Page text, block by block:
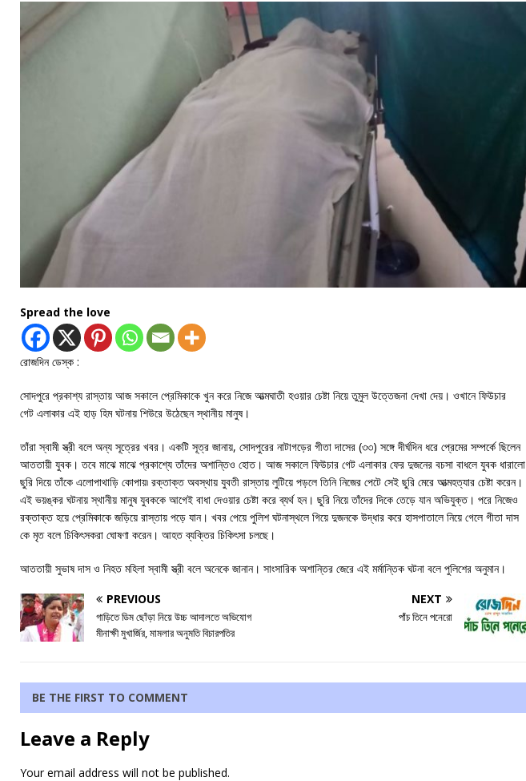
Spread the love
রোজদিন ডেস্ক :
সোদপুরে প্রকাশ্য রাস্তায় আজ সকালে প্রেমিকাকে খুন করে নিজে আত্মঘাতী হওয়ার চেষ্টা নিয়ে তুমুল উত্তেজনা দেখা দেয়। ওখানে ফিউচার
গেট এলাকার এই হাড় হিম ঘটনায় শিউরে উঠেছেন স্থানীয় মানুষ।
তাঁরা স্বামী স্ত্রী বলে অন্য সূত্রের খবর। একটি সূত্র জানায়, সোদপুরের নাটাগড়ের গীতা দাসের (৩৩) সঙ্গে দীর্ঘদিন ধরে প্রেমের সম্পর্কে ছিলেন
আততায়ী যুবক। তবে মাঝে মাঝে প্রকাশ্যে তাঁদের অশান্তিও হোত। আজ সকালে ফিউচার গেট এলাকার ফের দুজনের বচসা বাধলে যুবক ধারালো
ছুরি দিয়ে তাঁকে এলোপাথাড়ি কোপায়৷ রক্তাক্ত অবস্থায় যুবতী রাস্তায় লুটিয়ে পড়লে তিনি নিজের পেটে সেই ছুরি মেরে আত্মহত্যার চেষ্টা করেন।
এই ভয়ঙ্কর ঘটনায় স্থানীয় মানুষ যুবককে আগেই বাধা দেওয়ার চেষ্টা করে ব্যর্থ হন। ছুরি নিয়ে তাঁদের দিকে তেড়ে যান অভিযুক্ত। পরে নিজেও
রক্তাক্ত হয়ে প্রেমিকাকে জড়িয়ে রাস্তায় পড়ে যান। খবর পেয়ে পুলিশ ঘটনাস্থলে গিয়ে দুজনকে উদ্ধার করে হাসপাতালে নিয়ে গেলে গীতা দাস
কে মৃত বলে চিকিৎসকরা ঘোষণা করেন। আহত ব্যক্তির চিকিৎসা চলছে।
আততায়ী সুভাষ দাস ও নিহত মহিলা স্বামী স্ত্রী বলে অনেকে জানান। সাংসারিক অশান্তির জেরে এই মর্মান্তিক ঘটনা বলে পুলিশের অনুমান।
PREVIOUS
গাড়িতে ডিম ছোঁড়া নিয়ে উচ্চ আদালতে অভিযোগ
মীনাক্ষী মুখার্জির, মামলার অনুমতি বিচারপতির
NEXT
পাঁচ তিনে পনেরো
BE THE FIRST TO COMMENT
Leave a Reply
Your email address will not be published.